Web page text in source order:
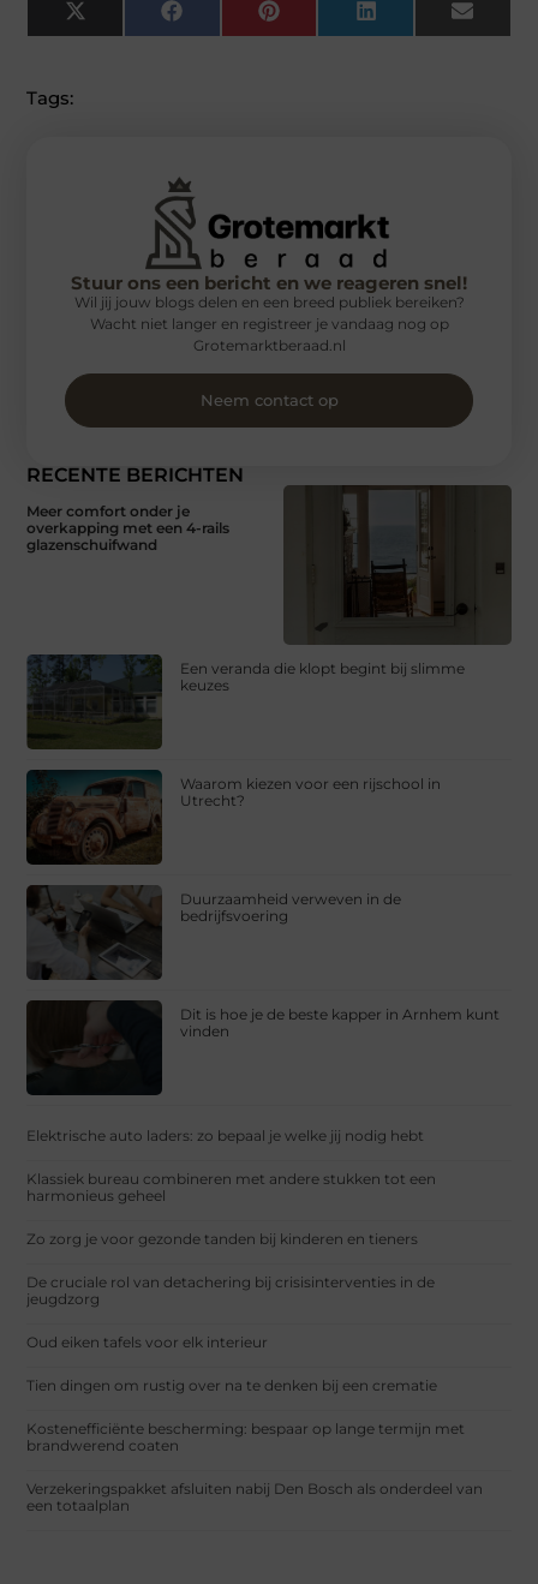
X
(Twitter)
FacebookPinterest LinkedIn Email
Tags:
RECENTE BERICHTEN
Meer comfort onder je
overkapping met een 4-rails
glazenschuifwand
Een veranda die klopt begint bij slimme
keuzes
Waarom kiezen voor een rijschool in
Utrecht?
Duurzaamheid verweven in de
bedrijfsvoering
Dit is hoe je de beste kapper in Arnhem kunt
vinden
Elektrische auto laders: zo bepaal je welke jij nodig hebt
Klassiek bureau combineren met andere stukken tot een
harmonieus geheel
Zo zorg je voor gezonde tanden bij kinderen en tieners
De cruciale rol van detachering bij crisisinterventies in de
jeugdzorg
Oud eiken tafels voor elk interieur
Tien dingen om rustig over na te denken bij een crematie
Kostenefficiënte bescherming: bespaar op lange termijn met
brandwerend coaten
Verzekeringspakket afsluiten nabij Den Bosch als onderdeel van
een totaalplan
Stuur ons een bericht en we reageren snel!
Wil jij jouw blogs delen en een breed publiek bereiken?
Wacht niet langer en registreer je vandaag nog op
Grotemarktberaad.nl
Neem contact op